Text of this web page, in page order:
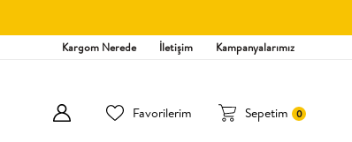
Kargom Nerede İletişim Kampanyalarımız
Sepetim 0
Favorilerim